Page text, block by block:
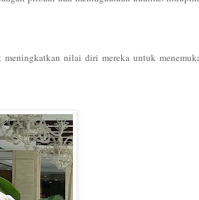
nilai diri mereka untuk